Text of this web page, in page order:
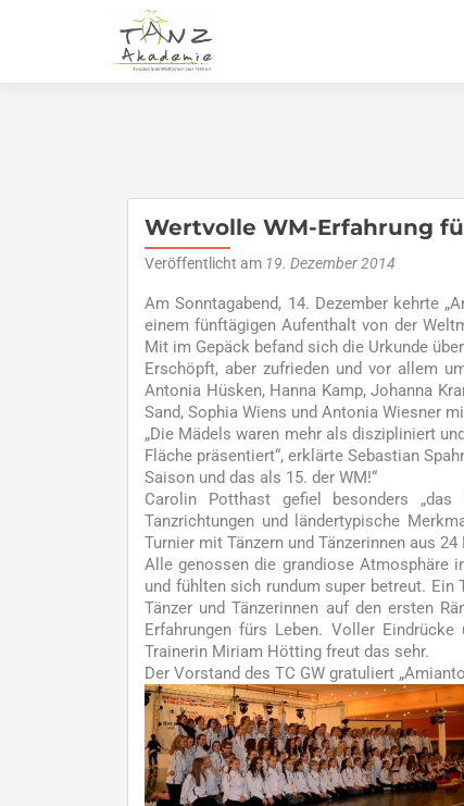
Wertvolle WM-Erfahrung
Veröffentlicht am 19. Dezember 2014
Am Sonntagabend, 14. Dezember kehrte
einem fünftägigen Aufenthalt von der
Mit im Gepäck befand sich die Urkunde
Erschöpft, aber zufrieden und vor allem
Antonia Hüsken, Hanna Kamp, Johanna
Sand, Sophia Wiens und Antonia Wiesner
„Die Mädels waren mehr als diszipliniert
Fläche präsentiert“, erklärte Sebastian
Saison und das als 15. der WM!“
Carolin Potthast gefiel besonders
Tanzrichtungen und ländertypische
Turnier mit Tänzern und Tänzerinnen aus 24
Alle genossen die grandiose Atmosphäre
und fühlten sich rundum super betreut. Ein
Tänzer und Tänzerinnen auf den ersten
Erfahrungen fürs Leben. Voller
Trainerin Miriam Hötting freut das sehr.
Der Vorstand des TC GW gratuliert